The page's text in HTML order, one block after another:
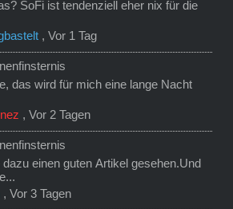
SoFi ist tendenziell eher nix für die
,Vor 1 Tag
das wird für mich eine lange Nacht
,Vor 2 Tagen
dazu einen guten Artikel gesehen.Und
,Vor 3 Tagen